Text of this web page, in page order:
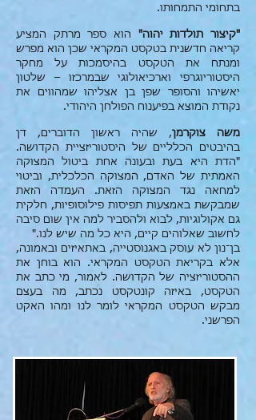
בתחומי התמחותו.
"קיצור תולדות יהוה" הוא ספר מרתק המציע
קריאה חדשנית בטקסט המקראי שכן הוא מפרש
ומנתח את הטקסט בהיסמכות על מחקר
היסטוריוגרפי וארכיאולוגי שבמרכזו – שלטון
יאשיהו והסופר שפן בן אצליהו שמהווים את
נקודת המוצא בפיענוח הפולחן היהודי.
משה צוקרמן, שהיה ראשון הדוברים, דן
בהיבטים הכלליים של היסטוריזציית הקדושה.
"הדת היא בעת ובעונה אחת ביטול המצוקה
האמתית של האדם, המצוקה הכלכלית, וביטוי
למחאה נגד המצוקה הזאת. העמדה הזאת
שמבקשת באמצעות תפיסות פילוסופיות, חלקית
גם אקולוגיות, לבוא ולהסביר למה אין שום סיבה
לחשוב שאלוהים קיים, היא כל מה שיש לנו."
בן־נון לא עוסק באגנוסטייה, באתאיזים ובאמונה,
אלא בקריאת הטקסט המקראי. הוא בוחן את
ההסטוריזציה של הקדושה. לאמור, מי כתב את
הטקסט, באיזה קונטקסט נכתב, מה בעצם
מבקש הטקסט המקראי לומר לנו ומהו האקט
הפרשני.